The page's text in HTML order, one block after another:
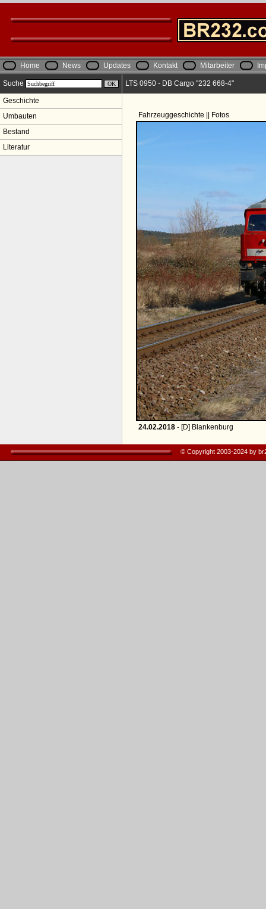
Home News Updates Kontakt Mitarbeiter
Suche
Geschichte
Umbauten
Bestand
Literatur
LTS 0950 - DB Cargo "232 668-4"
Fahrzeuggeschichte || Fotos
24.02.2018- [D] Blankenburg
© Copyright 2003-2024 by